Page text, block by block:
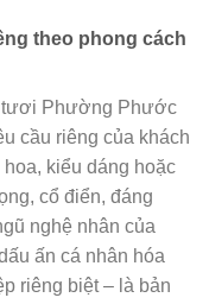
theo phong cách
tươi Phường Phước
cầu riêng của khách
kiểu dáng hoặc
cổ điển, đáng
nghệ nhân của
ấn cá nhân hóa
riêng biệt – là bản